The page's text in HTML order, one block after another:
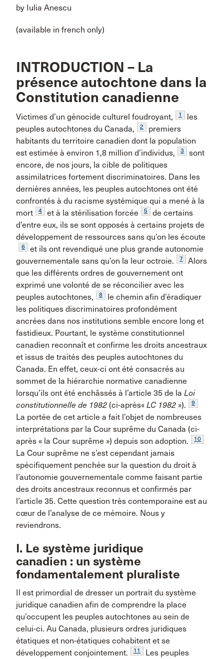
by Iulia Anescu
(available in french only)
INTRODUCTION – La
présence autochtone dans la
Constitution canadienne
Victimes d’un génocide culturel foudroyant, 1
les
peuples autochtones du Canada,
2
premiers
habitants du territoire canadien dont la population
est estimée à environ 1,8 million d’individus,
3
sont
encore, de nos jours, la cible de politiques
assimilatrices fortement discriminatoires. Dans les
dernières années, les peuples autochtones ont été
confrontés à du racisme systémique qui a mené à la
mort
4 et à la stérilisation forcée 5
de certains
d’entre eux, ils se sont opposés à certains projets de
développement de ressources sans qu’on les écoute
6
et ils ont revendiqué une plus grande autonomie
gouvernementale sans qu’on la leur octroie.
7
Alors
que les différents ordres de gouvernement ont
exprimé une volonté de se réconcilier avec les
peuples autochtones,
8
le chemin afin d’éradiquer
les politiques discriminatoires profondément
ancrées dans nos institutions semble encore long et
fastidieux. Pourtant, le système constitutionnel
canadien reconnaît et confirme les droits ancestraux
et issus de traités des peuples autochtones du
Canada. En effet, ceux-ci ont été consacrés au
sommet de la hiérarchie normative canadienne
lorsqu’ils ont été enchâssés à l’article 35 de la Loi
constitutionnelle de 1982 (ci-après« LC 1982 »). 9
La portée de cet article a fait l’objet de nombreuses
interprétations par la Cour suprême du Canada (ci-
après « la Cour suprême ») depuis son adoption.
10
La Cour suprême ne s’est cependant jamais
spécifiquement penchée sur la question du droit à
l’autonomie gouvernementale comme faisant partie
des droits ancestraux reconnus et confirmés par
l’article 35. Cette question très contemporaine est au
cœur de l’analyse de ce mémoire. Nous y
reviendrons.
I. Le système juridique
canadien : un système
fondamentalement pluraliste
Il est primordial de dresser un portrait du système
juridique canadien afin de comprendre la place
qu’occupent les peuples autochtones au sein de
celui-ci. Au Canada, plusieurs ordres juridiques
étatiques et non-étatiques cohabitent et se
développement conjointement.
11
Les peuples